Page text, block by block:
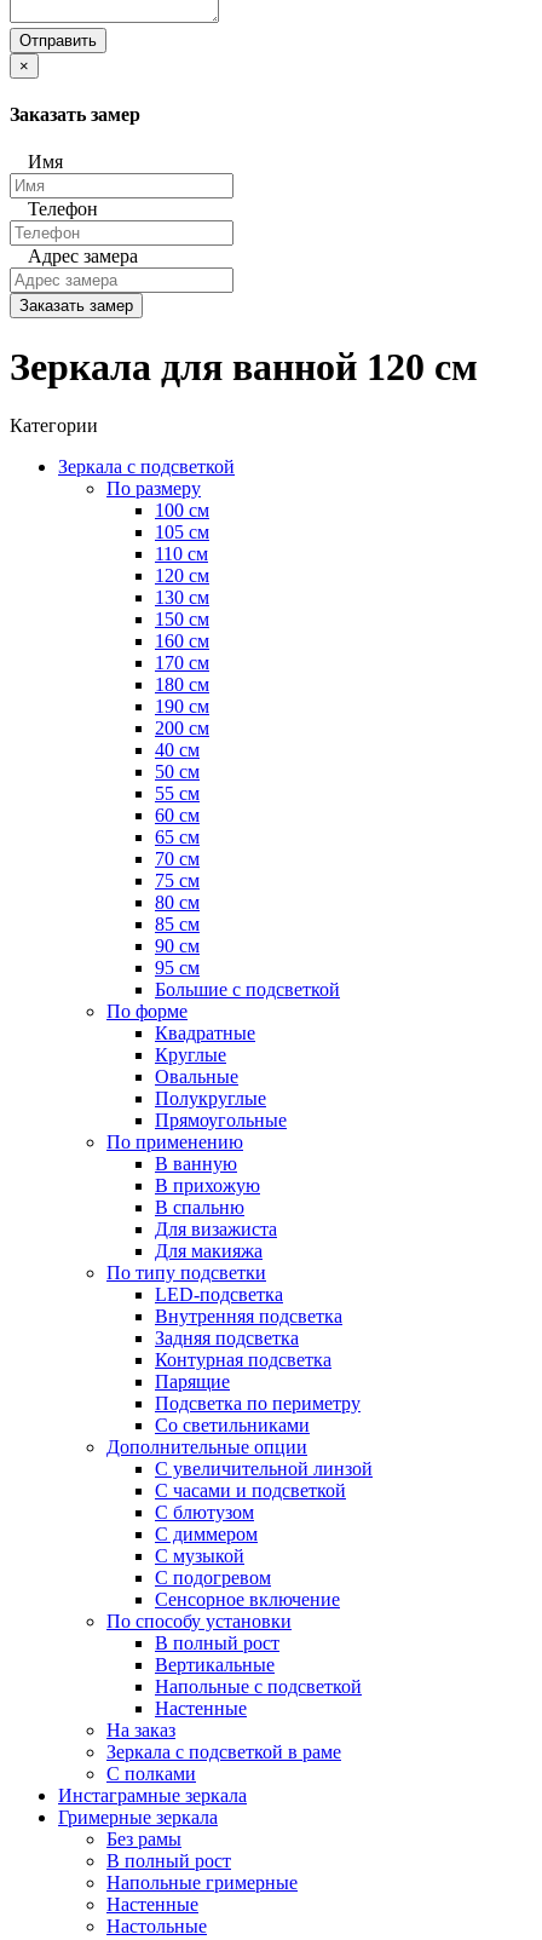
Отправить
×
Заказать замер
Имя
Телефон
Адрес замера
Заказать замер
Зеркала для ванной 120 см
Категории
Зеркала с подсветкой
По размеру
100 см
105 см
110 см
120 см
130 см
150 см
160 см
170 см
180 см
190 см
200 см
40 см
50 см
55 см
60 см
65 см
70 см
75 см
80 см
85 см
90 см
95 см
Большие с подсветкой
По форме
Квадратные
Круглые
Овальные
Полукруглые
Прямоугольные
По применению
В ванную
В прихожую
В спальню
Для визажиста
Для макияжа
По типу подсветки
LED-подсветка
Внутренняя подсветка
Задняя подсветка
Контурная подсветка
Парящие
Подсветка по периметру
Со светильниками
Дополнительные опции
C увеличительной линзой
C часами и подсветкой
С блютузом
С диммером
С музыкой
С подогревом
Сенсорное включение
По способу установки
В полный рост
Вертикальные
Напольные с подсветкой
Настенные
На заказ
Зеркала с подсветкой в раме
С полками
Инстаграмные зеркала
Гримерные зеркала
Без рамы
В полный рост
Напольные гримерные
Настенные
Настольные